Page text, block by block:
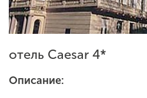
отель Caesar 4*
Описание: